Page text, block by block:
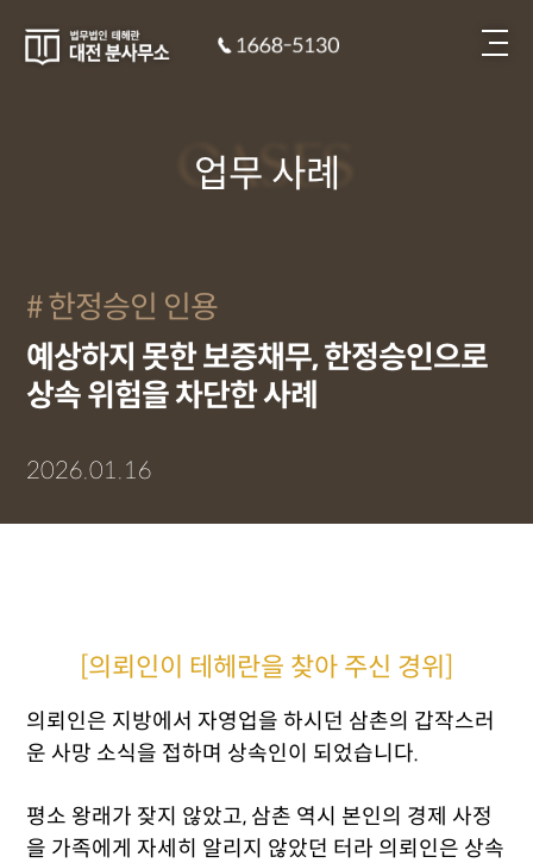
CASES
업무 사례
한정승인 인용
예상하지 못한 보증채무, 한정승인으로
상속 위험을 차단한 사례
2026.01.16
[의뢰인이 테헤란을 찾아 주신 경위]
의뢰인은 지방에서 자영업을 하시던 삼촌의 갑작스러
운 사망 소식을 접하며 상속인이 되었습니다.
평소 왕래가 잦지 않았고, 삼촌 역시 본인의 경제 사정
을 가족에게 자세히 알리지 않았던 터라 의뢰인은 상속